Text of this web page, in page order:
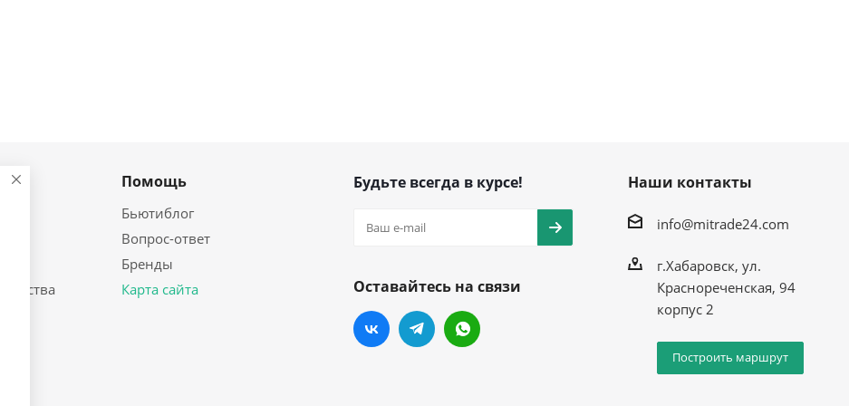
Помощь
Бьютиблог
Вопрос-ответ
Бренды
Карта сайта
Будьте всегда в курсе!
Оставайтесь на связи
Наши контакты
info@mitrade24.com
г.Хабаровск, ул.
Краснореченская, 94
корпус 2
Построить маршрут